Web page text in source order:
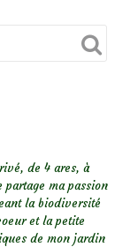
de 4 ares, à
ma passion
la biodiversité
et la petite
de mon jardin